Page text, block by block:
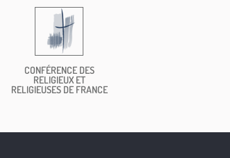
CONFÉRENCE DES
RELIGIEUX ET
RELIGIEUSES DE FRANCE